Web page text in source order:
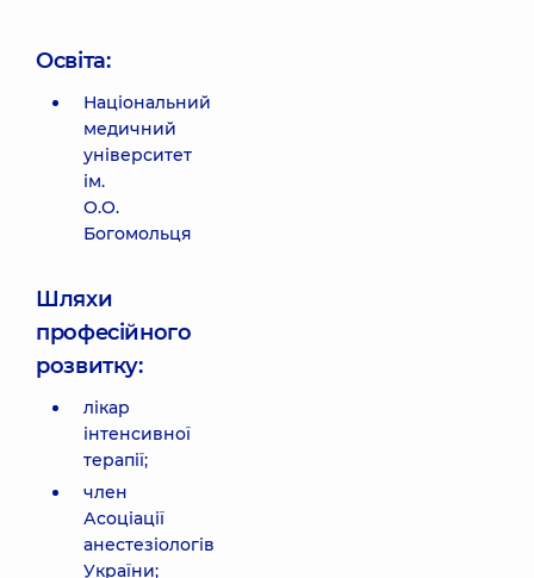
Освіта:
Національний
медичний
університет
ім.
О.О.
Богомольця
Шляхи
професійного
розвитку:
лікар
інтенсивної
терапії;
член
Асоціації
анестезіологів
України;